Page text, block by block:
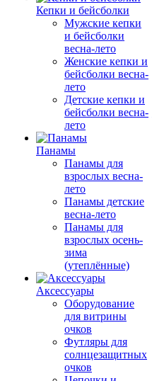
Кепки и бейсболки
Мужские кепки
и бейсболки
весна-лето
Женские кепки и
бейсболки весна-
лето
Детские кепки и
бейсболки весна-
лето
Панамы
Панамы для
взрослых весна-
лето
Панамы детские
весна-лето
Панамы для
взрослых осень-
зима
(утеплённые)
Аксессуары
Оборудование
для витрины
очков
Футляры для
солнцезащитных
очков